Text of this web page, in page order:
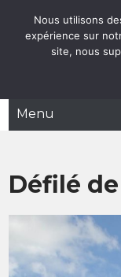
content
MG
Menu
Défilé
Nous utilisons
expérience sur
site, nous